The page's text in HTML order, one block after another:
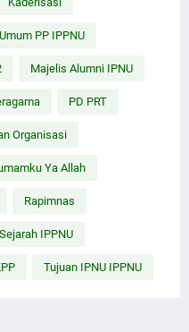
PP IPPNU
Majelis Alumni IPNU
PD PRT
Organisasi
Ya Allah
Rapimnas
Sejarah IPPNU
Tujuan IPNU IPPNU